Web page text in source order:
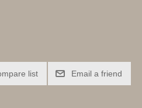
list Email a friend